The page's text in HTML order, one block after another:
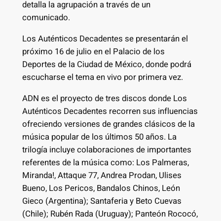
detalla la agrupación a través de un
comunicado.
Los Auténticos Decadentes se presentarán el
próximo 16 de julio en el Palacio de los
Deportes de la Ciudad de México, donde podrá
escucharse el tema en vivo por primera vez.
ADN es el proyecto de tres discos donde Los
Auténticos Decadentes recorren sus influencias
ofreciendo versiones de grandes clásicos de la
música popular de los últimos 50 años. La
trilogía incluye colaboraciones de importantes
referentes de la música como: Los Palmeras,
Miranda!, Attaque 77, Andrea Prodan, Ulises
Bueno, Los Pericos, Bandalos Chinos, León
Gieco (Argentina); Santaferia y Beto Cuevas
(Chile); Rubén Rada (Uruguay); Panteón Rococó,